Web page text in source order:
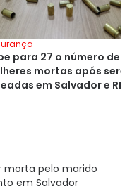
para 27 o número de
mortas após
em Salvador e
morta pelo marido
em Salvador